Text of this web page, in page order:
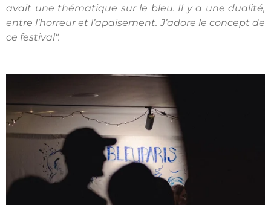
avait une thématique sur le bleu. Il y a une dualité,
entre l’horreur et l’apaisement. J’adore le concept de
ce festival".